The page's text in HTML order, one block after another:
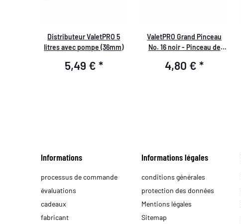
Distributeur ValetPRO 5
litres avec pompe (36mm)
5,49 € *
ValetPRO Grand Pinceau
No. 16 noir - Pinceau de
4,80 €*
Informations
processus de commande
évaluations
cadeaux
fabricant
Informations légales
conditions générales
protection des données
Mentions légales
Sitemap